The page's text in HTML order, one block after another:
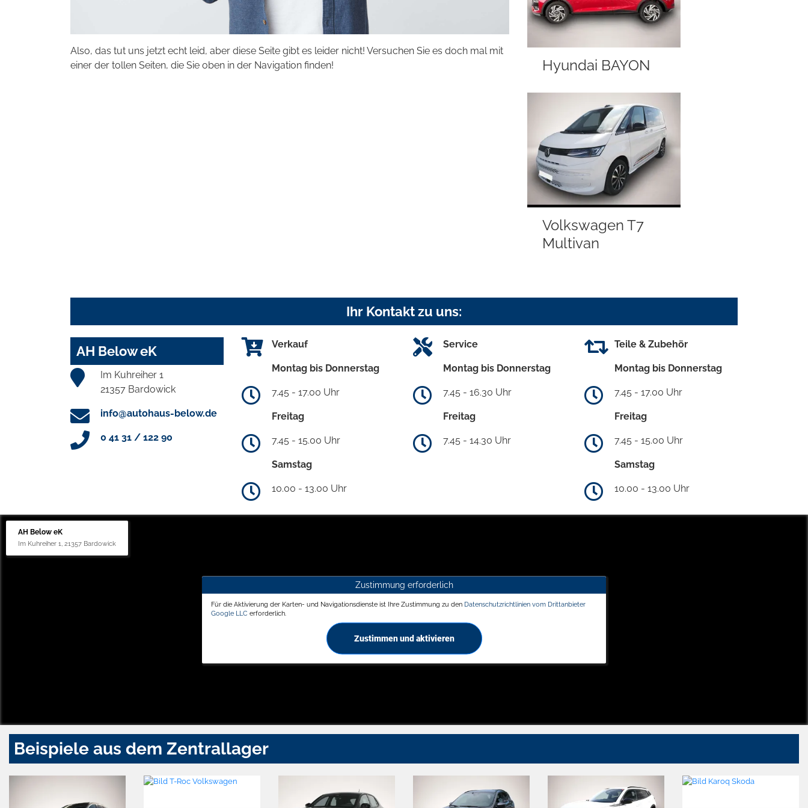
Also, das tut uns jetzt echt leid, aber diese Seite gibt es leider nicht! Versuchen Sie es doch mal mit
einer der tollen Seiten, die Sie oben in der Navigation finden!
Hyundai BAYON
Volkswagen T7
Multivan
Ihr Kontakt zu uns:
AH Below eK
Im Kuhreiher 1
21357 Bardowick
info@autohaus-below.de
0 41 31 / 122 90
Verkauf
Montag bis Donnerstag
7.45 - 17.00 Uhr
Freitag
7.45 - 15.00 Uhr
Samstag
10.00 - 13.00 Uhr
Service
Montag bis Donnerstag
7.45 - 16.30 Uhr
Freitag
7.45 - 14.30 Uhr
Teile & Zubehör
Montag bis Donnerstag
7.45 - 17.00 Uhr
Freitag
7.45 - 15.00 Uhr
Samstag
10.00 - 13.00 Uhr
AH Below eK
Im Kuhreiher 1, 21357 Bardowick
Zustimmung erforderlich
Für die Aktivierung der Karten- und Navigationsdienste ist Ihre Zustimmung zu den Datenschutzrichtlinien vom Drittanbieter
Google LLC erforderlich.
Zustimmen und aktivieren
Beispiele aus dem Zentrallager